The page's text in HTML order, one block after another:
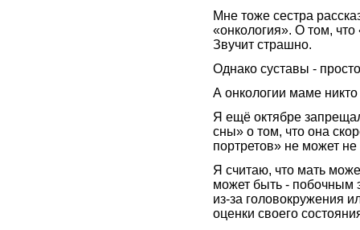
Мне тоже сестра
«онкология». О том,
Звучит страшно.
Однако суставы -
А онкологии маме никто
Я ещё октябре
сны» о том, что она
портретов» не может не
Я считаю, что мать
может быть - побочным
из-за головокружения
оценки своего